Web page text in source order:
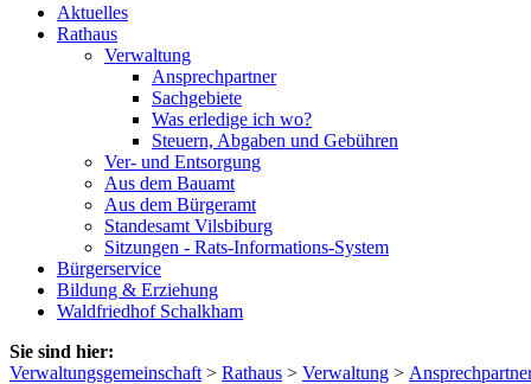
Aktuelles
Rathaus
Verwaltung
Ansprechpartner
Sachgebiete
Was erledige ich wo?
Steuern, Abgaben und Gebühren
Ver- und Entsorgung
Aus dem Bauamt
Aus dem Bürgeramt
Standesamt Vilsbiburg
Sitzungen - Rats-Informations-System
Bürgerservice
Bildung & Erziehung
Waldfriedhof Schalkham
Sie sind hier:
Verwaltungsgemeinschaft > Rathaus > Verwaltung >